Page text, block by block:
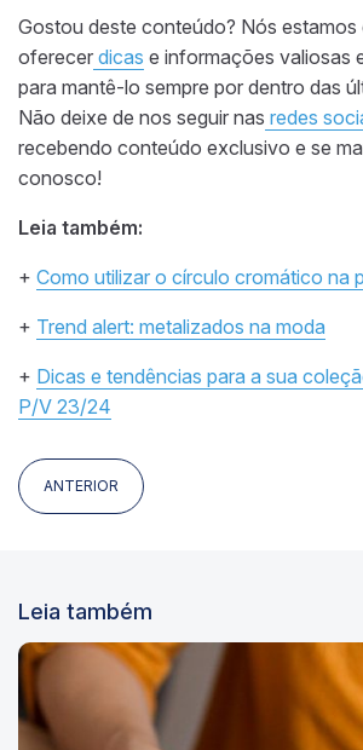
Gostou deste conteúdo? Nós estamos
oferecer dicas e informações valiosas
para mantê-lo sempre por dentro das
Não deixe de nos seguir nas redes
recebendo conteúdo exclusivo e se
conosco!
Leia também:
+ Como utilizar o círculo cromático na
+ Trend alert: metalizados na moda
+ Dicas e tendências para a sua
P/V 23/24
ANTERIOR
Leia também